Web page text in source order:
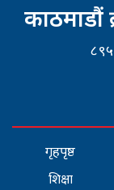
काठमाडौं
गृहपृष्ठ
शिक्षा